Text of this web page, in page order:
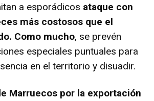
a esporádicos ataque con
más costosos que el
Como mucho, se prevén
especiales puntuales para
en el territorio y disuadir.
Marruecos por la exportación